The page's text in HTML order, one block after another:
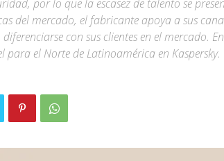
por lo que la escasez de talento se
del mercado, el fabricante apoya a sus
con sus clientes en el mercado.
para el Norte de Latinoamérica en Kaspersky.